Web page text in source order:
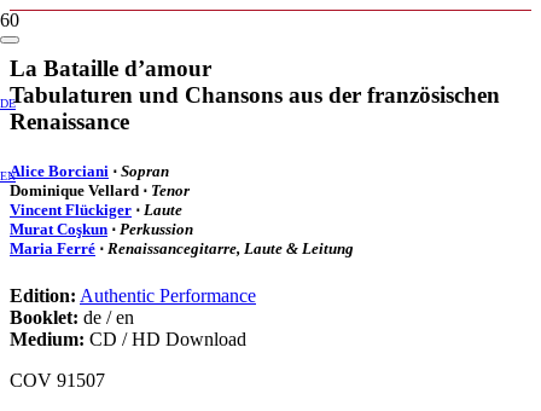
DE
EN
La Bataille d’amour
Tabulaturen und Chansons aus der französischen
Renaissance
Alice Borciani ⋅ Sopran
Dominique Vellard ⋅ Tenor
Vincent Flückiger ⋅ Laute
Murat Coşkun ⋅ Perkussion
Maria Ferré ⋅ Renaissancegitarre, Laute & Leitung
Edition: Authentic Performance
Booklet: de / en
Medium: CD / HD Download
COV 91507